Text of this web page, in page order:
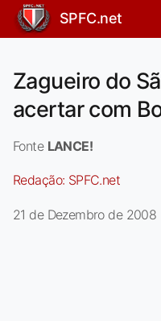
SPFC.net
Zagueiro do
acertar com
Fonte LANCE!
Redação: SPFC.net
21 de Dezembro de 2008